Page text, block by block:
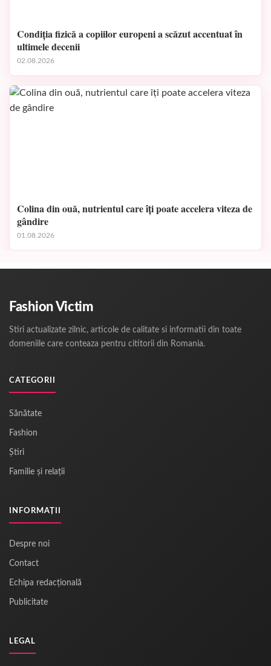
Condiția fizică a copiilor europeni a scăzut accentuat în
ultimele decenii
02.08.2026
Colina din ouă, nutrientul care îți poate accelera viteza de
gândire
01.08.2026
Fashion Victim
Stiri actualizate zilnic, articole de calitate si informatii din toate
domeniile care conteaza pentru cititorii din Romania.
CATEGORII
Sănătate
Fashion
Știri
Familie și relații
INFORMAȚII
Despre noi
Contact
Echipa redacțională
Publicitate
LEGAL